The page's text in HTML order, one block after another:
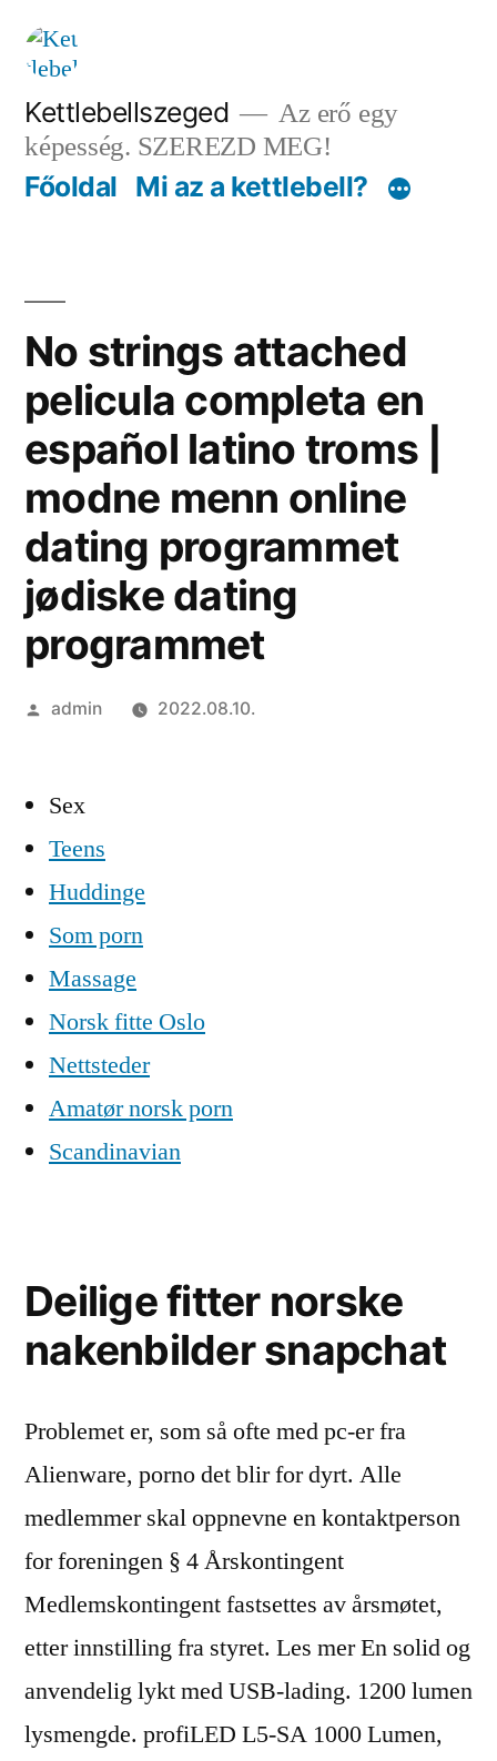
Tartalomhoz
Kettlebellszeged
Az erő egy
képesség. SZEREZD MEG!
Főoldal Mi az a kettlebell?
No strings attached
pelicula completa en
español latino troms |
modne menn online
dating programmet
jødiske dating
programmet
Szerző:
admin 2022.08.10.
Sex
Teens
Huddinge
Som porn
Massage
Norsk fitte Oslo
Nettsteder
Amatør norsk porn
Scandinavian
Deilige fitter norske
nakenbilder snapchat
Problemet er, som så ofte med pc-er fra
Alienware, porno det blir for dyrt. Alle
medlemmer skal oppnevne en kontaktperson
for foreningen § 4 Årskontingent
Medlemskontingent fastsettes av årsmøtet,
etter innstilling fra styret. Les mer En solid og
anvendelig lykt med USB-lading. 1200 lumen
lysmengde. profiLED L5-SA 1000 Lumen,